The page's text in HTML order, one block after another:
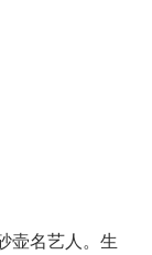
壶名艺人。生